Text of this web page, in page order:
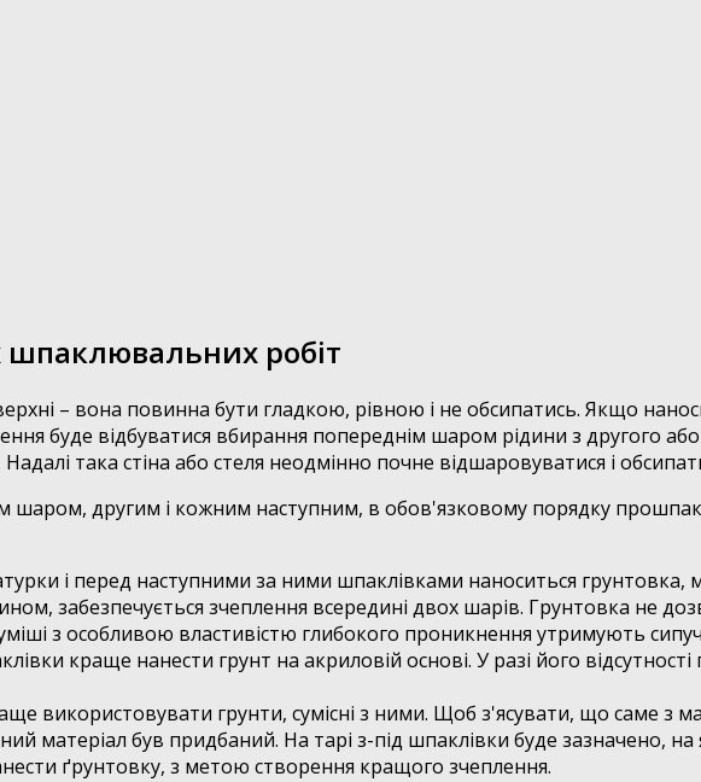
шпаклювальних робіт
– вона повинна бути гладкою, рівною і не обсипатись. Якщо
буде відбуватися вбирання попереднім шаром рідини з другого
така стіна або стеля неодмінно почне відшаровуватися і
шаром, другим і кожним наступним, в обов'язковому порядку
і перед наступними за ними шпаклівками наноситься грунтовка,
забезпечується зчеплення всередині двох шарів. Грунтовка не
з особливою властивістю глибокого проникнення утримують
краще нанести грунт на акриловій основі. У разі його відсутності
використовувати грунти, сумісні з ними. Щоб з'ясувати, що саме з
матеріал був придбаний. На тарі з-під шпаклівки буде зазначено, на
ґрунтовку, з метою створення кращого зчеплення.